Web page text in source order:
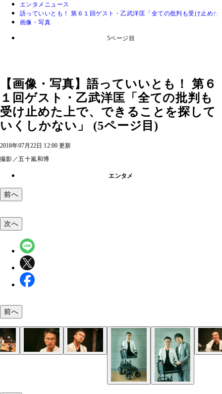
エンタメニュース
語っていいとも！ 第６１回ゲスト・乙武洋匡「全ての批判も受け止め
画像・写真
5ページ目
【画像・写真】語っていいとも！ 第６
１回ゲスト・乙武洋匡「全ての批判も
受け止めた上で、できることを探して
いくしかない」 (5ページ目)
2018年07月22日 12:00 更新
撮影／五十嵐和博
エンタメ
前へ
次へ
前へ